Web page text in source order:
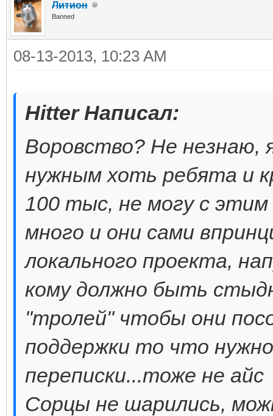
Литион
Banned
08-13-2013, 10:23 AM
Hitter Написал:
Воровство? Не незнаю,
нужным хоть ребята и
100 тыс, не могу с этим
много и они сами
локального проекта,
кому должно быть
"тролей" чтобы они
поддержки то что
переписки...тоже не айс
Сорцы не шарились,